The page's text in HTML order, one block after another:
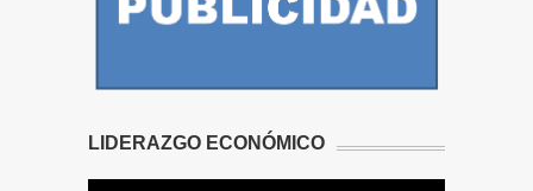
LIDERAZGO ECONÓMICO